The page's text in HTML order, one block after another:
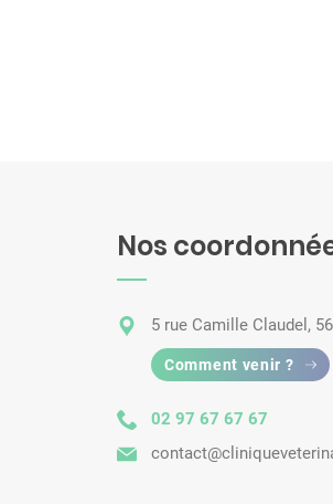
Nos
5 rue Camille Claudel,
Comment venir ?
02 97 67 67 67